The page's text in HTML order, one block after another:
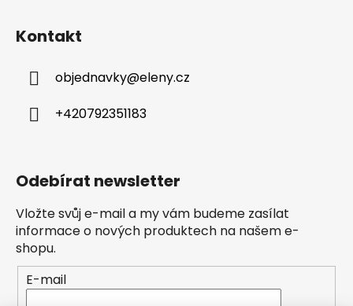
Kontakt
objednavky@eleny.cz
+420792351183
Odebírat newsletter
Vložte svůj e-mail a my vám budeme zasílat
informace o nových produktech na našem e-
shopu.
E-mail